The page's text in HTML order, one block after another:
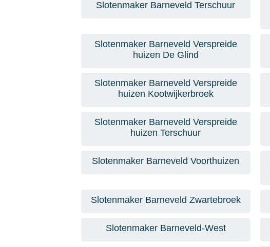
Slotenmaker Barneveld Terschuur
Slotenmaker Barneveld Verspreide
huizen De Glind
Slotenmaker Barneveld Verspreide
huizen Kootwijkerbroek
Slotenmaker Barneveld Verspreide
huizen Terschuur
Slotenmaker Barneveld Voorthuizen
Slotenmaker Barneveld Zwartebroek
Slotenmaker Barneveld-West